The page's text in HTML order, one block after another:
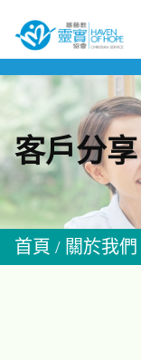
客戶分享
首頁 / 關於我們